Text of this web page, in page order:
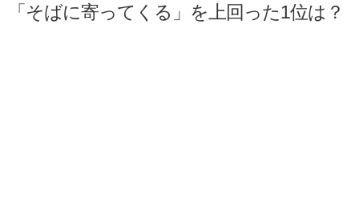
「そばに寄ってくる」を上回った1位は？